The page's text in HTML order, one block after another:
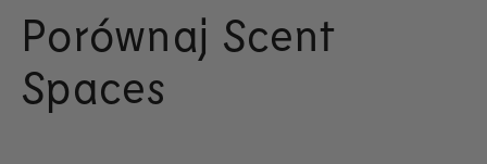
Porównaj Scent
Spaces